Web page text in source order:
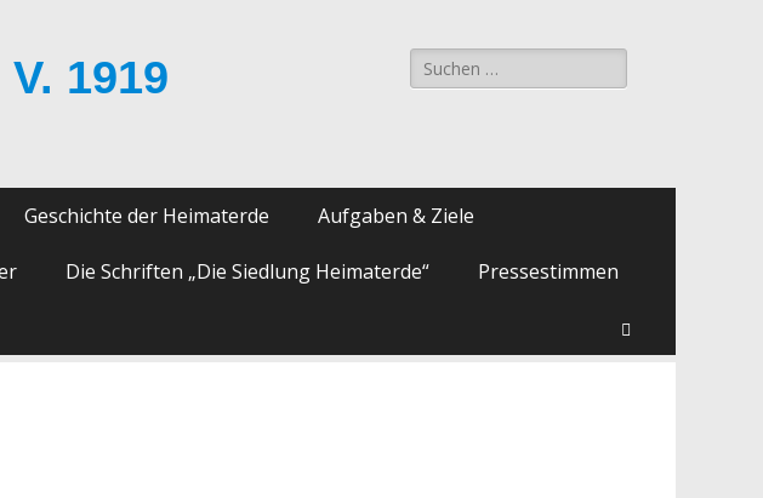
1919
Suche
nach:
Geschichte der Heimaterde Aufgaben & Ziele
Die Schriften „Die Siedlung Heimaterde“ Pressestimmen